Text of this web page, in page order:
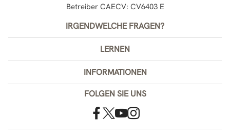
Betreiber CAECV: CV6403 E
IRGENDWELCHE FRAGEN?
LERNEN
INFORMATIONEN
FOLGEN SIE UNS